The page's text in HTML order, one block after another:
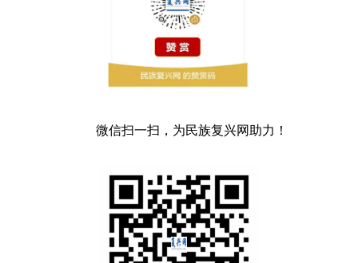
微信扫一扫，为民族复兴网助力！